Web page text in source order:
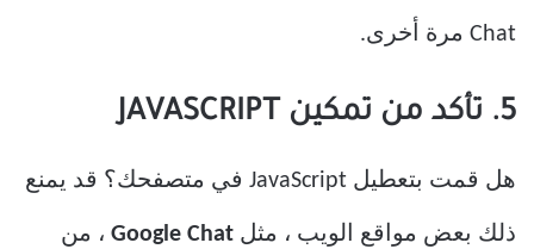
Chat مرة أخرى.
5. تأكد من تمكين JAVASCRIPT
هل قمت بتعطيل JavaScript في متصفحك؟ قد يمنع
ذلك بعض مواقع الويب ، مثل Google Chat ، من